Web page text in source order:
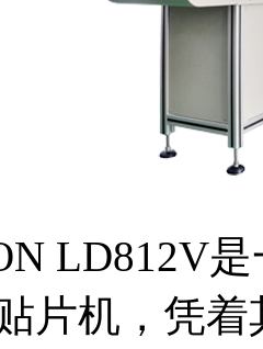
LD812V是
片机，凭